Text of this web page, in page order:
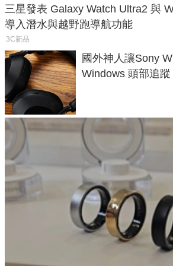
三星發表 Galaxy Watch Ultra2 與
導入潛水與越野跑導航功能
3C新品
國外神人讓Sony
Windows 頭部追